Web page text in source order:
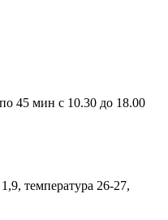
45 мин с 10.30 до 18.00
температура 26-27,